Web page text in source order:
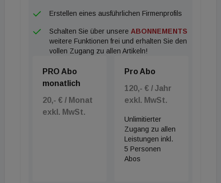
Erstellen eines ausführlichen Firmenprofils
Schalten Sie über unsere ABONNEMENTS
weitere Funktionen frei und erhalten Sie den
vollen Zugang zu allen Artikeln!
PRO Abo
monatlich
20,- € / Monat
exkl. MwSt.
Pro Abo
120,- € / Jahr
exkl. MwSt.
Unlimitierter
Zugang zu allen
Leistungen inkl.
5 Personen
Abos